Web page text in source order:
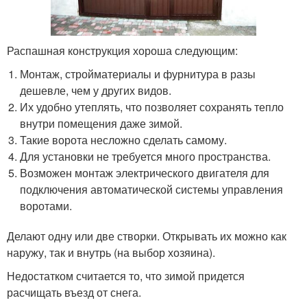
Распашная конструкция хороша следующим:
Монтаж, стройматериалы и фурнитура в разы
дешевле, чем у других видов.
Их удобно утеплять, что позволяет сохранять тепло
внутри помещения даже зимой.
Такие ворота несложно сделать самому.
Для установки не требуется много пространства.
Возможен монтаж электрического двигателя для
подключения автоматической системы управления
воротами.
Делают одну или две створки. Открывать их можно как
наружу, так и внутрь (на выбор хозяина).
Недостатком считается то, что зимой придется
расчищать въезд от снега.